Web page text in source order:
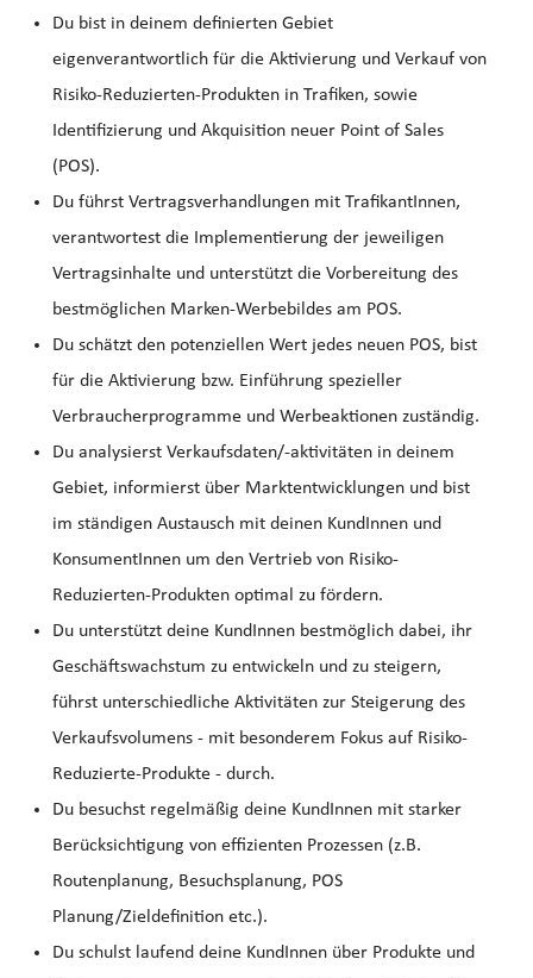
Du bist in deinem definierten Gebiet
eigenverantwortlich für die Aktivierung und Verkauf von
Risiko-Reduzierten-Produkten in Trafiken, sowie
Identifizierung und Akquisition neuer Point of Sales
(POS).
Du führst Vertragsverhandlungen mit TrafikantInnen,
verantwortest die Implementierung der jeweiligen
Vertragsinhalte und unterstützt die Vorbereitung des
bestmöglichen Marken-Werbebildes am POS.
Du schätzt den potenziellen Wert jedes neuen POS, bist
für die Aktivierung bzw. Einführung spezieller
Verbraucherprogramme und Werbeaktionen zuständig.
Du analysierst Verkaufsdaten/-aktivitäten in deinem
Gebiet, informierst über Marktentwicklungen und bist
im ständigen Austausch mit deinen KundInnen und
KonsumentInnen um den Vertrieb von Risiko-
Reduzierten-Produkten optimal zu fördern.
Du unterstützt deine KundInnen bestmöglich dabei, ihr
Geschäftswachstum zu entwickeln und zu steigern,
führst unterschiedliche Aktivitäten zur Steigerung des
Verkaufsvolumens - mit besonderem Fokus auf Risiko-
Reduzierte-Produkte - durch.
Du besuchst regelmäßig deine KundInnen mit starker
Berücksichtigung von effizienten Prozessen (z.B.
Routenplanung, Besuchsplanung, POS
Planung/Zieldefinition etc.).
Du schulst laufend deine KundInnen über Produkte und